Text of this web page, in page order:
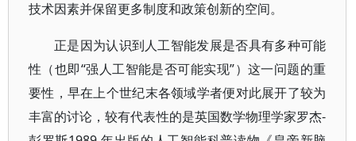
技术因素并保留更多制度和政策创新的空间。
正是因为认识到人工智能发展是否具有多种可能
性（也即“强人工智能是否可能实现”）这一问题的重
要性，早在上个世纪末各领域学者便对此展开了较为
丰富的讨论，较有代表性的是英国数学物理学家罗杰-